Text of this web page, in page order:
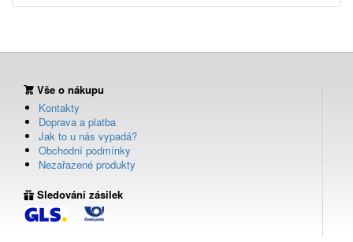
Vše o nákupu
Kontakty
Doprava a platba
Jak to u nás vypadá?
Obchodní podmínky
Nezařazené produkty
Sledování zásilek